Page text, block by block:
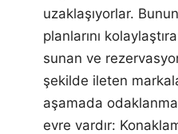
uzaklaşıyorlar.
planlarını
sunan ve
şekilde ileten
aşamada
evre vardır: